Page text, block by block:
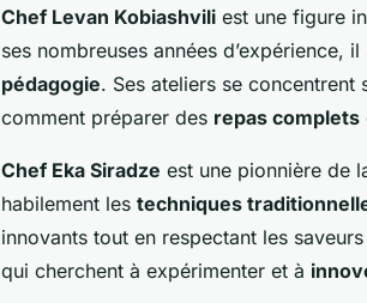
Chef Levan Kobiashvili est une figure
ses nombreuses années d’expérience,
pédagogie. Ses ateliers se
comment préparer des repas complets
Chef Eka Siradze est une pionnière de
habilement les techniques
innovants tout en respectant les
qui cherchent à expérimenter et à